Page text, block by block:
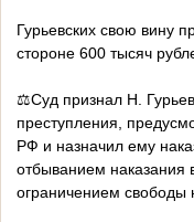
Гурьевских свою вину
стороне 600 тысяч
⚖️Суд признал Н.
преступления,
РФ и назначил ему
отбыванием наказания
ограничением свободы